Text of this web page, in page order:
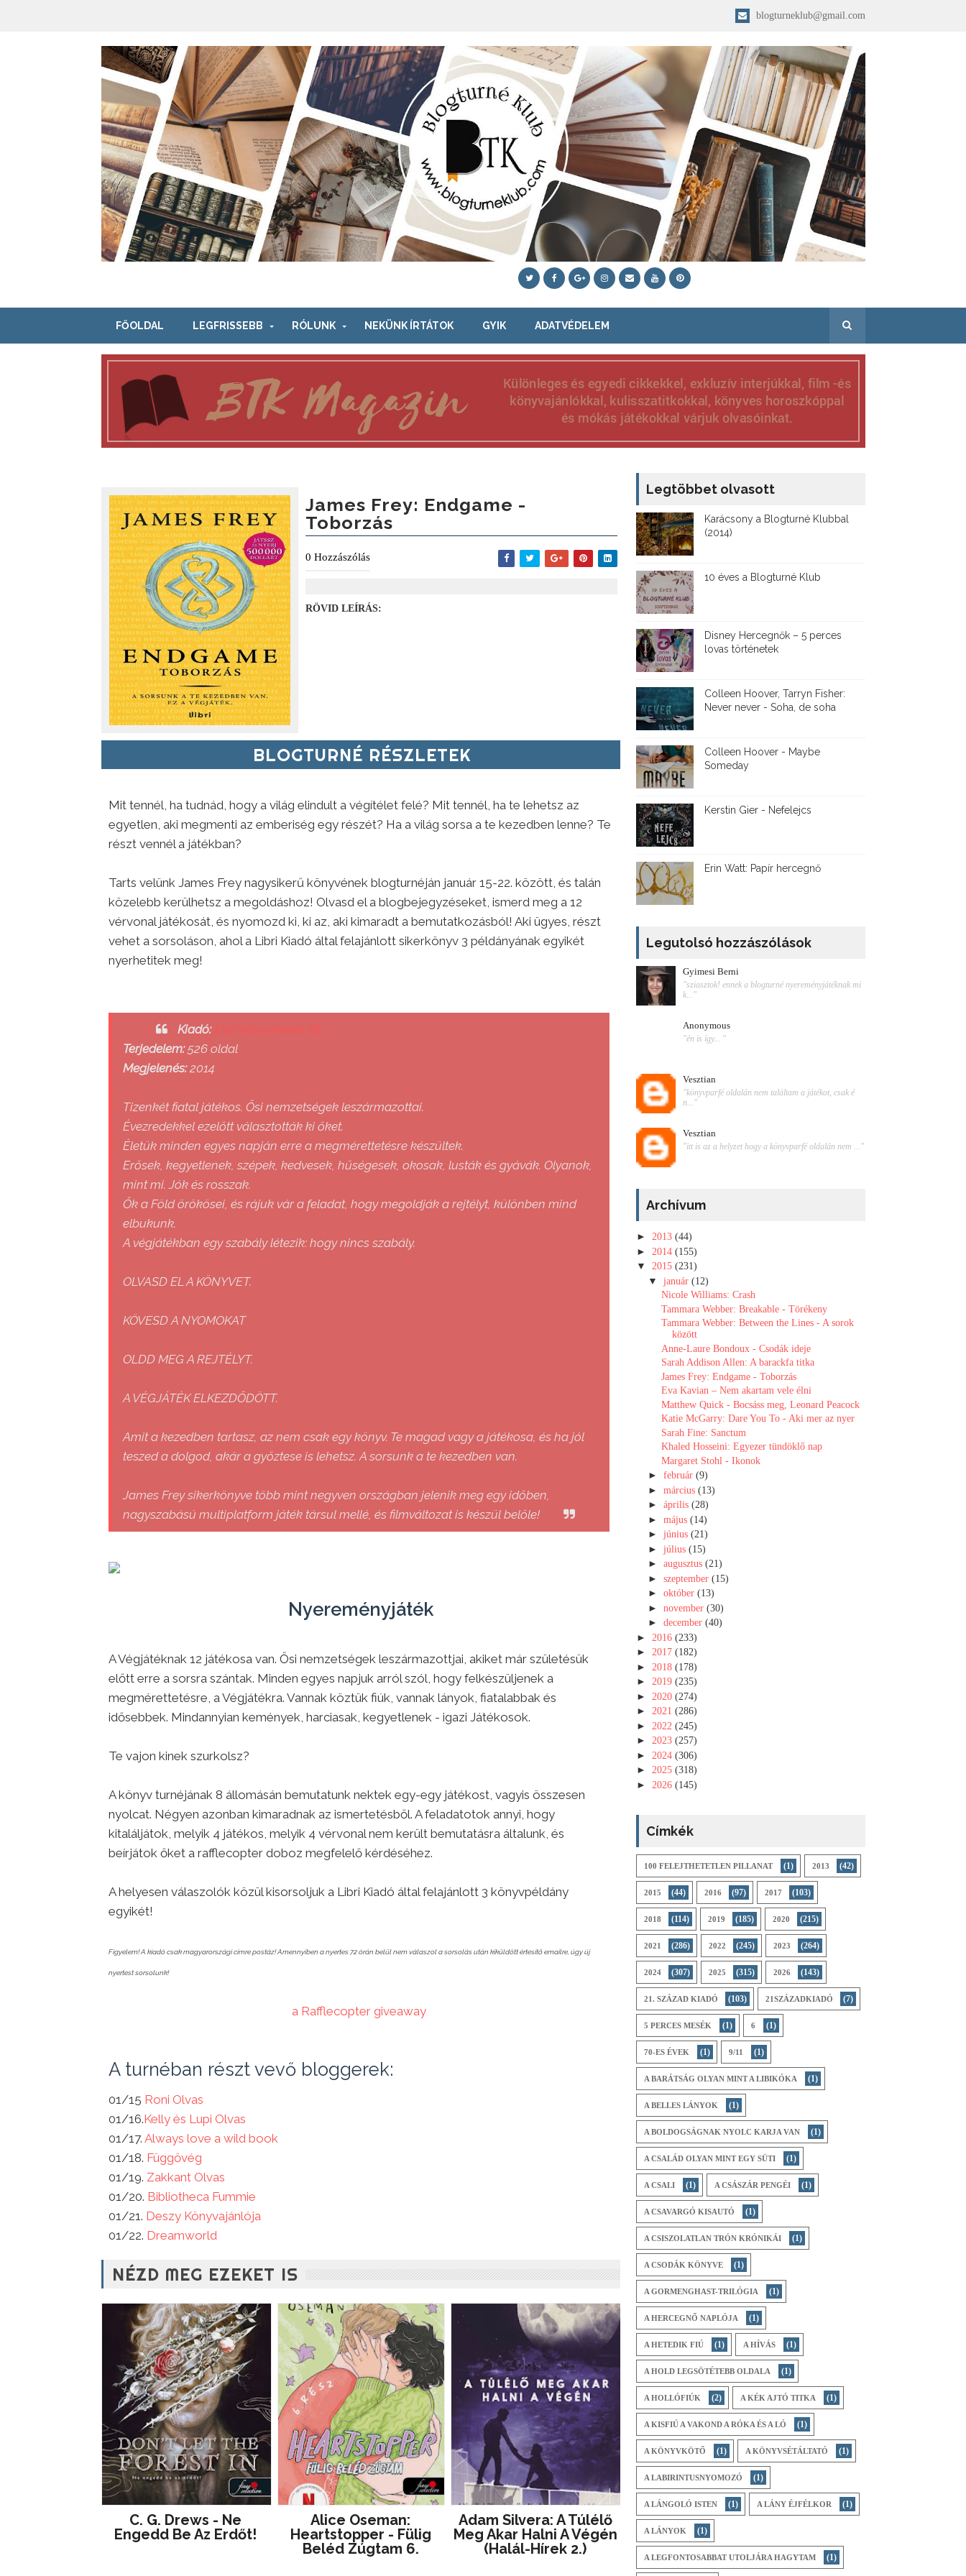
blogturneklub@gmail.com
FŐOLDAL LEGFRISSEBB RÓLUNK NEKÜNK ÍRTÁTOK GYIK ADATVÉDELEM
James Frey: Endgame -
Toborzás
0 Hozzászólás
RÖVID LEÍRÁS:
BLOGTURNÉ RÉSZLETEK
Mit tennél, ha tudnád, hogy a világ elindult a végítélet felé? Mit tennél, ha te lehetsz az
egyetlen, aki megmenti az emberiség egy részét? Ha a világ sorsa a te kezedben lenne? Te
részt vennél a játékban?
Tarts velünk James Frey nagysikerű könyvének blogturnéján január 15-22. között, és talán
közelebb kerülhetsz a megoldáshoz! Olvasd el a blogbejegyzéseket, ismerd meg a 12
vérvonal játékosát, és nyomozd ki, ki az, aki kimaradt a bemutatkozásból! Aki ügyes, részt
vehet a sorsoláson, ahol a Libri Kiadó által felajánlott sikerkönyv 3 példányának egyikét
nyerhetitek meg!
Kiadó: Libri Könyvkiadó Kft.
Terjedelem:526 oldal
Megjelenés:2014
Tizenkét fiatal játékos. Ősi nemzetségek leszármazottai.
Évezredekkel ezelőtt választották ki őket.
Életük minden egyes napján erre a megmérettetésre készültek.
Erősek, kegyetlenek, szépek, kedvesek, hűségesek, okosak, lusták és gyávák. Olyanok,
mint mi. Jók és rosszak.
Ők a Föld örökösei, és rájuk vár a feladat, hogy megoldják a rejtélyt, különben mind
elbukunk.
A végjátékban egy szabály létezik: hogy nincs szabály.
OLVASD EL A KÖNYVET.
KÖVESD A NYOMOKAT
OLDD MEG A REJTÉLYT.
A VÉGJÁTÉK ELKEZDŐDÖTT.
Amit a kezedben tartasz, az nem csak egy könyv. Te magad vagy a játékosa, és ha jól
teszed a dolgod, akár a győztese is lehetsz. A sorsunk a te kezedben van.
James Frey sikerkönyve több mint negyven országban jelenik meg egy időben,
nagyszabású multiplatform játék társul mellé, és filmváltozat is készül belőle!
Nyereményjáték
A Végjátéknak 12 játékosa van. Ősi nemzetségek leszármazottjai, akiket már születésük
előtt erre a sorsra szántak. Minden egyes napjuk arról szól, hogy felkészüljenek a
megmérettetésre, a Végjátékra. Vannak köztük fiúk, vannak lányok, fiatalabbak és
idősebbek. Mindannyian kemények, harciasak, kegyetlenek - igazi Játékosok.
Te vajon kinek szurkolsz?
A könyv turnéjának 8 állomásán bemutatunk nektek egy-egy játékost, vagyis összesen
nyolcat. Négyen azonban kimaradnak az ismertetésből. A feladatotok annyi, hogy
kitaláljátok, melyik 4 játékos, melyik 4 vérvonal nem került bemutatásra általunk, és
beírjátok őket a rafflecopter doboz megfelelő kérdéséhez.
A helyesen válaszolók közül kisorsoljuk a Libri Kiadó által felajánlott 3 könyvpéldány
egyikét!
Figyelem! A kiadó csak magyarországi címre postáz! Amennyiben a nyertes 72 órán belül nem válaszol a sorsolás után kiküldött értesítő emailre, úgy új
nyertest sorsolunk!
a Rafflecopter giveaway
A turnéban részt vevő bloggerek:
01/15 Roni Olvas
01/16.Kelly és Lupi Olvas
01/17. Always love a wild book
01/18. Függővég
01/19. Zakkant Olvas
01/20. Bibliotheca Fummie
01/21. Deszy Könyvajánlója
01/22. Dreamworld
NÉZD MEG EZEKET IS
C. G. Drews - Ne
Engedd Be Az Erdőt!
Alice Oseman:
Heartstopper - Fülig
Beléd Zúgtam 6.
Adam Silvera: A ​túlélő
Meg Akar Halni A Végén
(Halál-Hírek 2.)
Legtöbbet olvasott
Karácsony a Blogturné Klubbal
(2014)
10 éves a Blogturné Klub
Disney ​Hercegnők – 5 perces
lovas történetek
Colleen Hoover, Tarryn Fisher:
Never never - Soha, de soha
Colleen Hoover - Maybe
Someday
Kerstin Gier - Nefelejcs
Erin Watt: Papír hercegnő
Legutolsó hozzászólások
Gyimesi Berni
"sziasztok! ennek a blogturné nyereményjátéknak mi
k..."
Anonymous
"én is így... "
Vesztian
"könyvparfé oldalán nem találtam a játékot, csak é
n..."
Vesztian
"itt is az a helyzet hogy a könyvparfé oldalán nem ..."
Archívum
► 2013 (44)
► 2014 (155)
▼ 2015 (231)
▼ január(12)
Nicole Williams: Crash
Tammara Webber: Breakable - Törékeny
Tammara Webber: Between the Lines - A sorok
között
Anne-Laure Bondoux - Csodák ideje
Sarah Addison Allen: A barackfa titka
James Frey: Endgame - Toborzás
Eva Kavian – Nem akartam vele élni
Matthew Quick - Bocsáss meg, Leonard Peacock
Katie McGarry: Dare You To - Aki mer az nyer
Sarah Fine: Sanctum
Khaled Hosseini: Egyezer tündöklő nap
Margaret Stohl - Ikonok
►február(9)
►március(13)
►április(28)
►május(14)
►június(21)
►július(15)
►augusztus(21)
►szeptember(15)
►október(13)
►november(30)
►december(40)
► 2016 (233)
► 2017 (182)
► 2018 (178)
► 2019 (235)
► 2020 (274)
► 2021 (286)
► 2022 (245)
► 2023 (257)
► 2024 (306)
► 2025 (318)
► 2026 (145)
Címkék
100 FELEJTHETETLEN PILLANAT (1) 2013 (42)
2015 (44) 2016 (97) 2017 (103)
2018 (114) 2019 (185) 2020 (215)
2021 (286) 2022 (245) 2023 (264)
2024 (307) 2025 (315) 2026 (143)
21. SZÁZAD KIADÓ (103) 21SZÁZADKIADÓ (7)
5 PERCES MESÉK (1) 6 (1)
70-ES ÉVEK (1) 9/11 (1)
A BARÁTSÁG OLYAN MINT A LIBIKÓKA (1)
A BELLES LÁNYOK (1)
A BOLDOGSÁGNAK NYOLC KARJA VAN (1)
A CSALÁD OLYAN MINT EGY SÜTI (1)
A CSALI (1) A CSÁSZÁR PENGÉI (1)
A CSAVARGÓ KISAUTÓ (1)
A CSISZOLATLAN TRÓN KRÓNIKÁI (1)
A CSODÁK KÖNYVE (1)
A GORMENGHAST-TRILÓGIA (1)
A HERCEGNŐ NAPLÓJA (1)
A HETEDIK FIÚ (1) A HÍVÁS (1)
A HOLD LEGSÖTÉTEBB OLDALA (1)
A HOLLÓFIÚK (2) A KÉK AJTÓ TITKA (1)
A KISFIÚ A VAKOND A RÓKA ÉS A LÓ (1)
A KÖNYVKÖTŐ (1) A KÖNYVSÉTÁLTATÓ (1)
A LABIRINTUSNYOMOZÓ (1)
A LÁNGOLÓ ISTEN (1) A LÁNY ÉJFÉLKOR (1)
A LÁNYOK (1)
A LEGFONTOSABBAT UTOLJÁRA HAGYTAM (1)